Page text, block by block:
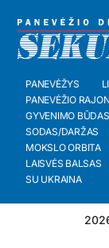
PANEVĖŽYS
PANEVĖŽIO
GYVENIMO BŪDAS
SODAS/DARŽAS
MOKSLO ORBITA
LAISVĖS BALSAS
SU UKRAINA